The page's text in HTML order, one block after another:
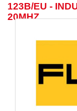
123B/EU -
20MHZ